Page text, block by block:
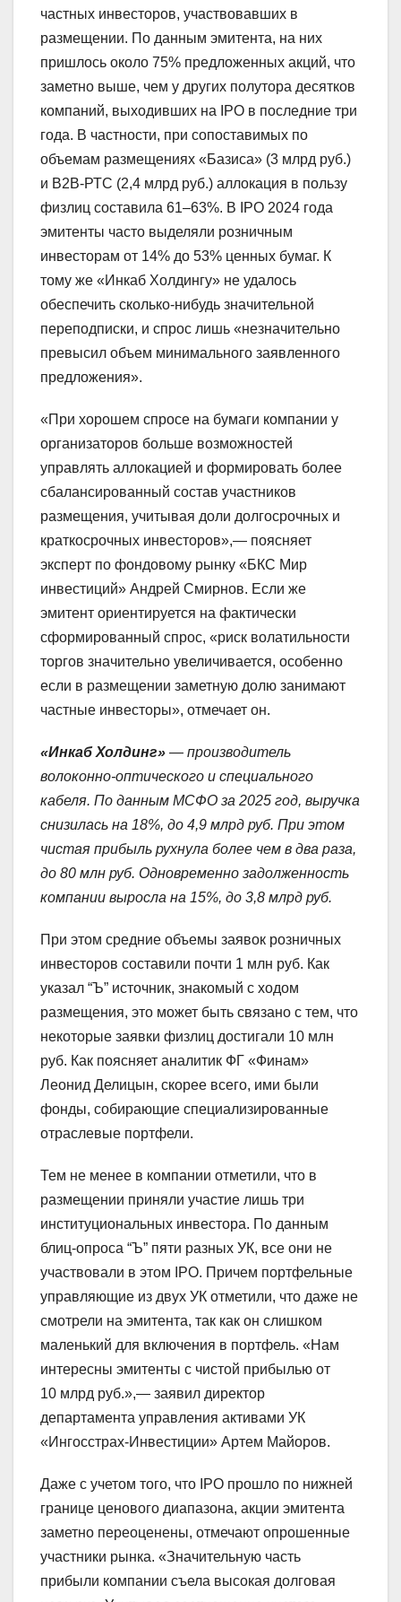
частных инвесторов, участвовавших в
размещении. По данным эмитента, на них
пришлось около 75% предложенных акций, что
заметно выше, чем у других полутора десятков
компаний, выходивших на IPO в последние три
года. В частности, при сопоставимых по
объемам размещениях «Базиса» (3 млрд руб.)
и В2В-РТС (2,4 млрд руб.) аллокация в пользу
физлиц составила 61–63%. В IPO 2024 года
эмитенты часто выделяли розничным
инвесторам от 14% до 53% ценных бумаг. К
тому же «Инкаб Холдингу» не удалось
обеспечить сколько-нибудь значительной
переподписки, и спрос лишь «незначительно
превысил объем минимального заявленного
предложения».
«При хорошем спросе на бумаги компании у
организаторов больше возможностей
управлять аллокацией и формировать более
сбалансированный состав участников
размещения, учитывая доли долгосрочных и
краткосрочных инвесторов»,— поясняет
эксперт по фондовому рынку «БКС Мир
инвестиций» Андрей Смирнов. Если же
эмитент ориентируется на фактически
сформированный спрос, «риск волатильности
торгов значительно увеличивается, особенно
если в размещении заметную долю занимают
частные инвесторы», отмечает он.
«Инкаб Холдинг» — производитель
волоконно-оптического и специального
кабеля. По данным МСФО за 2025 год, выручка
снизилась на 18%, до 4,9 млрд руб. При этом
чистая прибыль рухнула более чем в два раза,
до 80 млн руб. Одновременно задолженность
компании выросла на 15%, до 3,8 млрд руб.
При этом средние объемы заявок розничных
инвесторов составили почти 1 млн руб. Как
указал “Ъ” источник, знакомый с ходом
размещения, это может быть связано с тем, что
некоторые заявки физлиц достигали 10 млн
руб. Как поясняет аналитик ФГ «Финам»
Леонид Делицын, скорее всего, ими были
фонды, собирающие специализированные
отраслевые портфели.
Тем не менее в компании отметили, что в
размещении приняли участие лишь три
институциональных инвестора. По данным
блиц-опроса “Ъ” пяти разных УК, все они не
участвовали в этом IPO. Причем портфельные
управляющие из двух УК отметили, что даже не
смотрели на эмитента, так как он слишком
маленький для включения в портфель. «Нам
интересны эмитенты с чистой прибылью от
10 млрд руб.»,— заявил директор
департамента управления активами УК
«Ингосстрах-Инвестиции» Артем Майоров.
Даже с учетом того, что IPO прошло по нижней
границе ценового диапазона, акции эмитента
заметно переоценены, отмечают опрошенные
участники рынка. «Значительную часть
прибыли компании съела высокая долговая